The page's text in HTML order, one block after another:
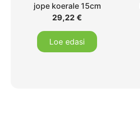
jope koerale 15cm
29,22€
Loe edasi